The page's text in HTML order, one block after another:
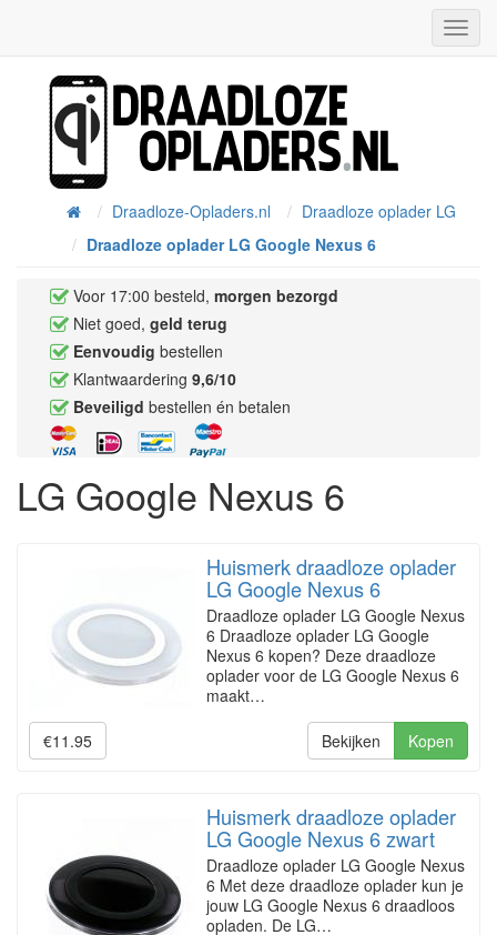
HomeDraadloze-Opladers.nl
Draadloze oplader LG
Draadloze oplader LG Google Nexus 6
Voor 17:00 besteld, morgen bezorgd
Niet goed, geld terug
Eenvoudig bestellen
Klantwaardering 9,6/10
Beveiligd bestellen én betalen
LG Google Nexus 6
Huismerk draadloze oplader
LG Google Nexus 6
Draadloze oplader LG Google Nexus
6 Draadloze oplader LG Google
Nexus 6 kopen? Deze draadloze
oplader voor de LG Google Nexus 6
maakt…
€11.95 Bekijken Kopen
Huismerk draadloze oplader
LG Google Nexus 6 zwart
Draadloze oplader LG Google Nexus
6 Met deze draadloze oplader kun je
jouw LG Google Nexus 6 draadloos
opladen. De LG…